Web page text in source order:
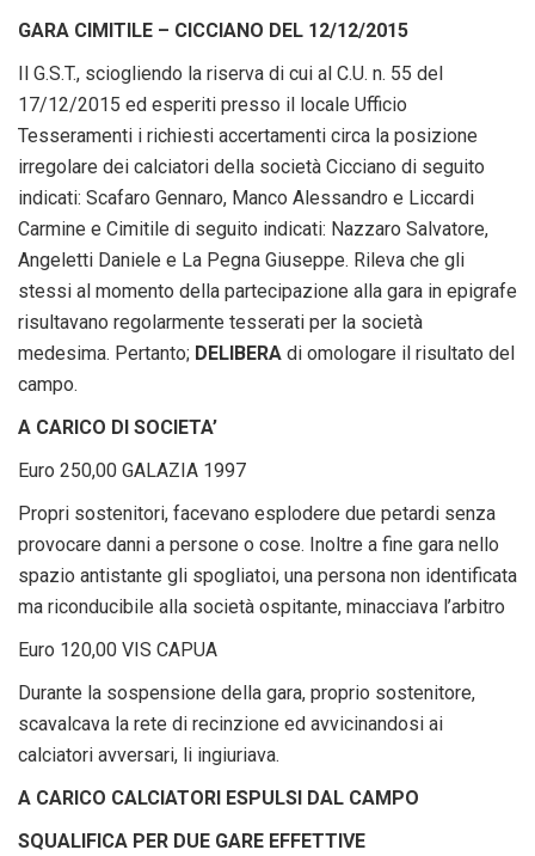
GARA CIMITILE – CICCIANO DEL 12/12/2015
Il G.S.T., sciogliendo la riserva di cui al C.U. n. 55 del
17/12/2015 ed esperiti presso il locale Ufficio
Tesseramenti i richiesti accertamenti circa la posizione
irregolare dei calciatori della società Cicciano di seguito
indicati: Scafaro Gennaro, Manco Alessandro e Liccardi
Carmine e Cimitile di seguito indicati: Nazzaro Salvatore,
Angeletti Daniele e La Pegna Giuseppe. Rileva che gli
stessi al momento della partecipazione alla gara in epigrafe
risultavano regolarmente tesserati per la società
medesima. Pertanto; DELIBERA di omologare il risultato del
campo.
A CARICO DI SOCIETA’
Euro 250,00 GALAZIA 1997
Propri sostenitori, facevano esplodere due petardi senza
provocare danni a persone o cose. Inoltre a fine gara nello
spazio antistante gli spogliatoi, una persona non identificata
ma riconducibile alla società ospitante, minacciava l’arbitro
Euro 120,00 VIS CAPUA
Durante la sospensione della gara, proprio sostenitore,
scavalcava la rete di recinzione ed avvicinandosi ai
calciatori avversari, li ingiuriava.
A CARICO CALCIATORI ESPULSI DAL CAMPO
SQUALIFICA PER DUE GARE EFFETTIVE